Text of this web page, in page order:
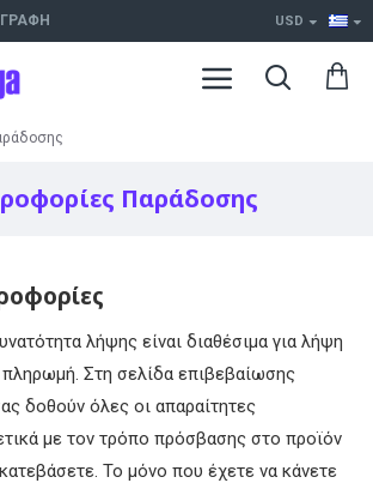
USD
Παράδοσης
λήψης είναι διαθέσιμα για λήψη
Στη σελίδα επιβεβαίωσης
δοθούν όλες οι απαραίτητες
με τον τρόπο πρόσβασης στο προϊόν
Το μόνο που έχετε να κάνετε